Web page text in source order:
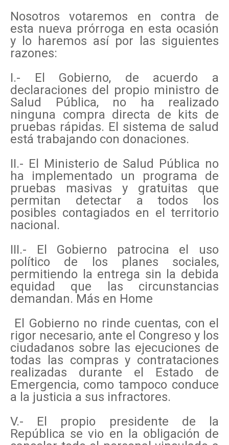
Nosotros votaremos en contra de
esta nueva prórroga en esta ocasión
y lo haremos así por las siguientes
razones:
I.- El Gobierno, de acuerdo a
declaraciones del propio ministro de
Salud Pública, no ha realizado
ninguna compra directa de kits de
pruebas rápidas. El sistema de salud
está trabajando con donaciones.
II.- El Ministerio de Salud Pública no
ha implementado un programa de
pruebas masivas y gratuitas que
permitan detectar a todos los
posibles contagiados en el territorio
nacional.
III.- El Gobierno patrocina el uso
político de los planes sociales,
permitiendo la entrega sin la debida
equidad que las circunstancias
demandan. Más en Home
El Gobierno no rinde cuentas, con el
rigor necesario, ante el Congreso y los
ciudadanos sobre las ejecuciones de
todas las compras y contrataciones
realizadas durante el Estado de
Emergencia, como tampoco conduce
a la justicia a sus infractores.
V.- El propio presidente de la
República se vio en la obligación de